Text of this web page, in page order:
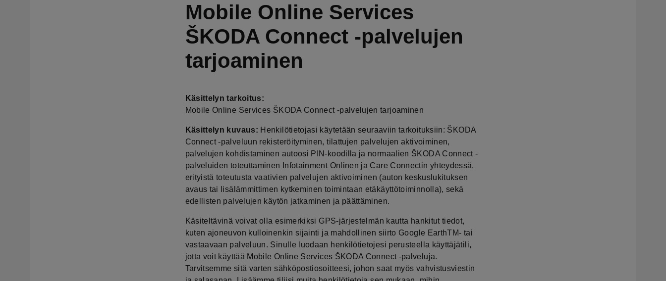
Mobile Online Services
ŠKODA Connect -palvelujen
tarjoaminen
Käsittelyn tarkoitus:
Mobile Online Services ŠKODA Connect -palvelujen tarjoaminen
Käsittelyn kuvaus: Henkilötietojasi käytetään seuraaviin tarkoituksiin: ŠKODA
Connect -palveluun rekisteröityminen, tilattujen palvelujen aktivoiminen,
palvelujen kohdistaminen autoosi PIN-koodilla ja normaalien ŠKODA Connect -
palveluiden toteuttaminen Infotainment Onlinen ja Care Connectin yhteydessä,
erityistä toteutusta vaativien palvelujen aktivoiminen (auton keskuslukituksen
avaus tai lisälämmittimen kytkeminen toimintaan etäkäyttötoiminnolla), sekä
edellisten palvelujen käytön jatkaminen ja päättäminen.
Käsiteltävinä voivat olla esimerkiksi GPS-järjestelmän kautta hankitut tiedot,
kuten ajoneuvon kulloinenkin sijainti ja mahdollinen siirto Google EarthTM- tai
vastaavaan palveluun. Sinulle luodaan henkilötietojesi perusteella käyttäjätili,
jotta voit käyttää Mobile Online Services ŠKODA Connect -palveluja.
Tarvitsemme sitä varten sähköpostiosoitteesi, johon saat myös vahvistusviestin